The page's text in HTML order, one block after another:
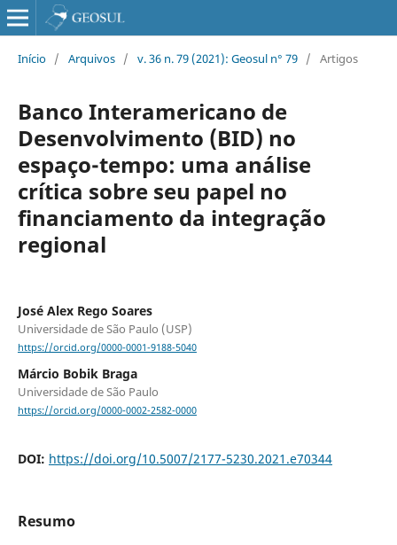
Início / Arquivos / v. 36 n. 79 (2021): Geosul n° 79 / Artigos
Banco Interamericano de
Desenvolvimento (BID) no
espaço-tempo: uma análise
crítica sobre seu papel no
financiamento da integração
regional
José Alex Rego Soares
Universidade de São Paulo (USP)
https://orcid.org/0000-0001-9188-5040
Márcio Bobik Braga
Universidade de São Paulo
https://orcid.org/0000-0002-2582-0000
DOI: https://doi.org/10.5007/2177-5230.2021.e70344
Resumo